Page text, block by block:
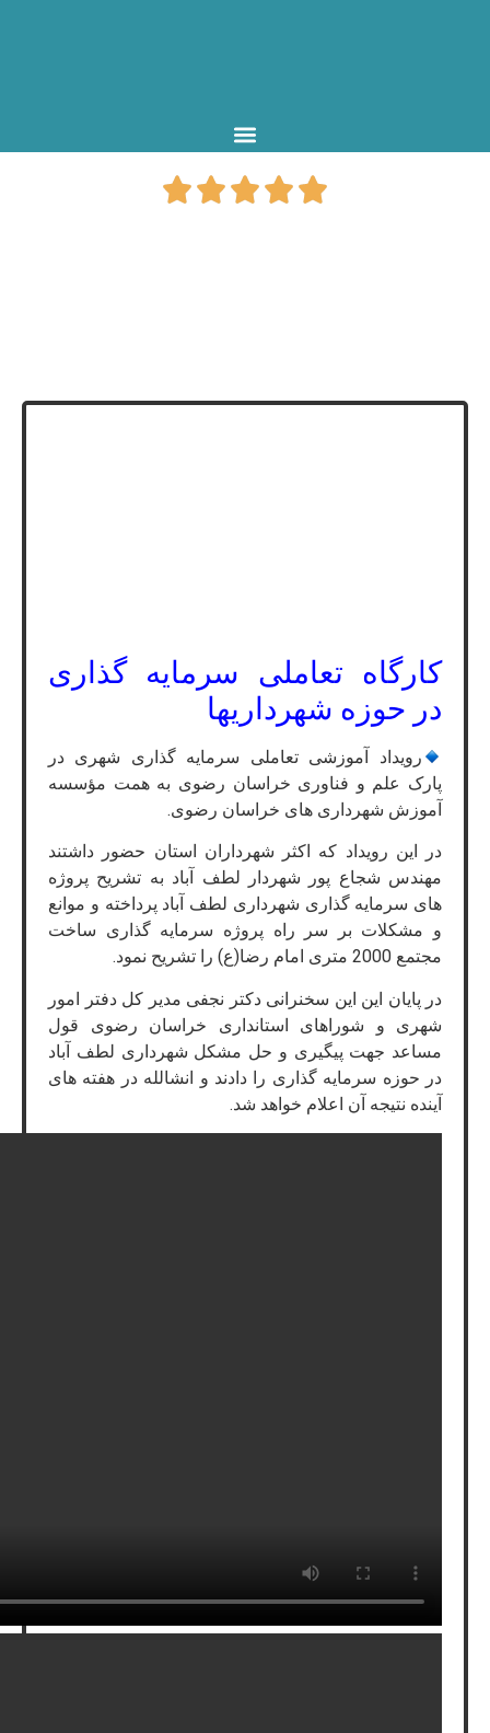
کارگاه تعاملی سرمایه گذاری
در حوزه شهرداریها
رویداد آموزشی تعاملی سرمایه گذاری شهری در
پارک علم و فناوری خراسان رضوی به همت مؤسسه
آموزش شهرداری های خراسان رضوی.
در این رویداد که اکثر شهرداران استان حضور داشتند
مهندس شجاع پور شهردار لطف آباد به تشریح پروژه
های سرمایه گذاری شهرداری لطف آباد پرداخته و موانع
و مشکلات بر سر راه پروژه سرمایه گذاری ساخت
مجتمع 2000 متری امام رضا(ع) را تشریح نمود.
در پایان این این سخنرانی دکتر نجفی مدیر کل دفتر امور
شهری و شوراهای استانداری خراسان رضوی قول
مساعد جهت پیگیری و حل مشکل شهرداری لطف آباد
در حوزه سرمایه گذاری را دادند و انشالله در هفته های
آینده نتیجه آن اعلام خواهد شد.